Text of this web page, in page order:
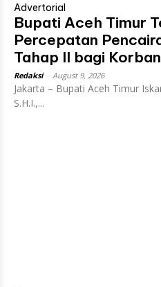
Advertorial
Bupati Aceh Timur
Percepatan
Tahap II bagi
Redaksi August 9, 2026
Jakarta – Bupati Aceh Timur
S.H.I.,...